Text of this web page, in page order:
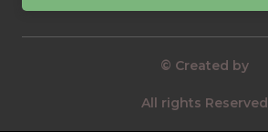
© Created by
All rights Reserved